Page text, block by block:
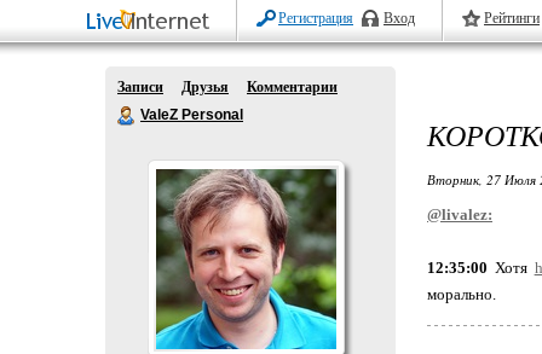
Регистрация Вход Рейтинги
Записи Друзья
Комментарии
ValeZ Personal
Вторник, 27 Июля
@livalez:
12:35:00 Хотя
морально.